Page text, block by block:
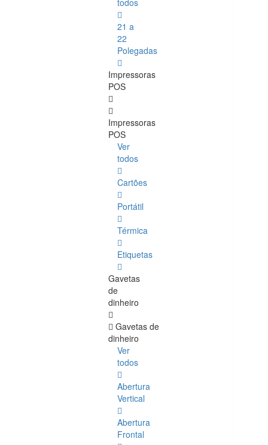
todos
21 a
22
Polegadas
Impressoras
POS
Impressoras
POS
Ver
todos
Cartões
Portátil
Térmica
Etiquetas
Gavetas
de
dinheiro
Gavetas de
dinheiro
Ver
todos
Abertura
Vertical
Abertura
Frontal